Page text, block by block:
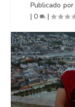
Publicado por
|0 |